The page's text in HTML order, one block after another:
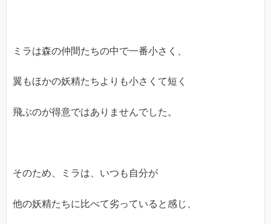
ミラは森の仲間たちの中で一番小さく、
翼もほかの妖精たちよりも小さくて短く
飛ぶのが得意ではありませんでした。
そのため、ミラは、いつも自分が
他の妖精たちに比べて劣っていると感じ、